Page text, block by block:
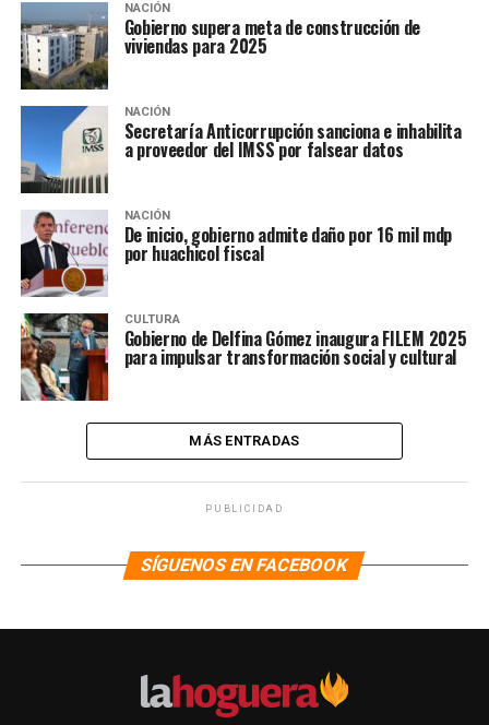
NACIÓN
Gobierno supera meta de construcción de
viviendas para 2025
NACIÓN
Secretaría Anticorrupción sanciona e inhabilita
a proveedor del IMSS por falsear datos
NACIÓN
De inicio, gobierno admite daño por 16 mil mdp
por huachicol fiscal
CULTURA
Gobierno de Delfina Gómez inaugura FILEM 2025
para impulsar transformación social y cultural
MÁS ENTRADAS
PUBLICIDAD
SÍGUENOS EN FACEBOOK